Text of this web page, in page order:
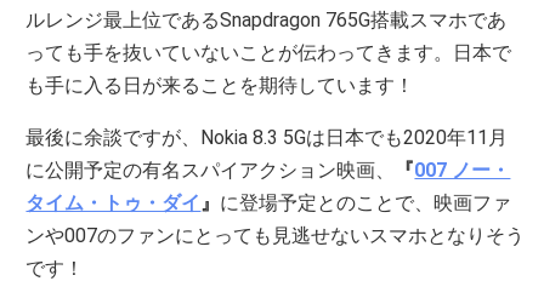
ルレンジ最上位であるSnapdragon 765G搭載スマホであ
っても手を抜いていないことが伝わってきます。日本で
も手に入る日が来ることを期待しています！
最後に余談ですが、Nokia 8.3 5Gは日本でも2020年11月
に公開予定の有名スパイアクション映画、
『007 ノー・
タイム・トゥ・ダイ 』 に登場予定とのことで、映画ファ
ンや007のファンにとっても見逃せないスマホとなりそう
です！